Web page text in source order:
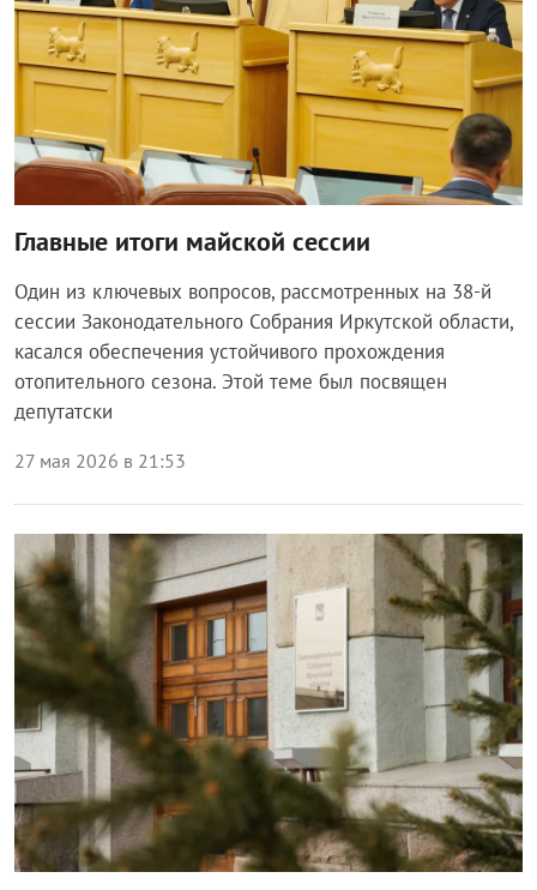
Главные итоги майской сессии
Один из ключевых вопросов, рассмотренных на 38-й
сессии Законодательного Собрания Иркутской области,
касался обеспечения устойчивого прохождения
отопительного сезона. Этой теме был посвящен
депутатски
27 мая 2026 в 21:53
Власть